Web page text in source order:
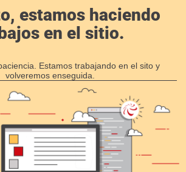
estamos haciendo
en el sitio.
Estamos trabajando en el sito y
volveremos enseguida.